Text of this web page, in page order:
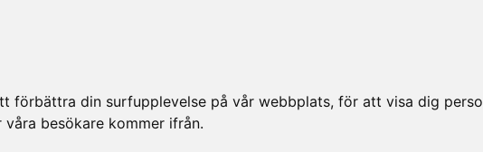
förbättra din surfupplevelse på vår webbplats, för att visa dig
besökare kommer ifrån.